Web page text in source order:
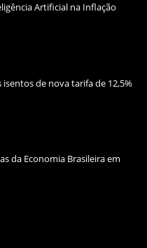
Artificial na Inflação
de nova tarifa de 12,5%
da Economia Brasileira em